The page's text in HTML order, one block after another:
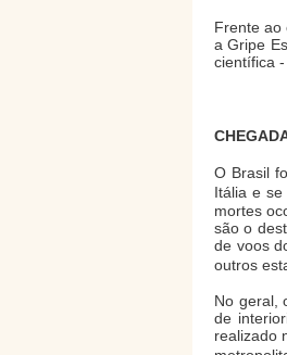
Frente ao
a Gripe
científica
O Brasil
Itália e se
mortes
são o
de voos
outros
No geral,
de
realizado